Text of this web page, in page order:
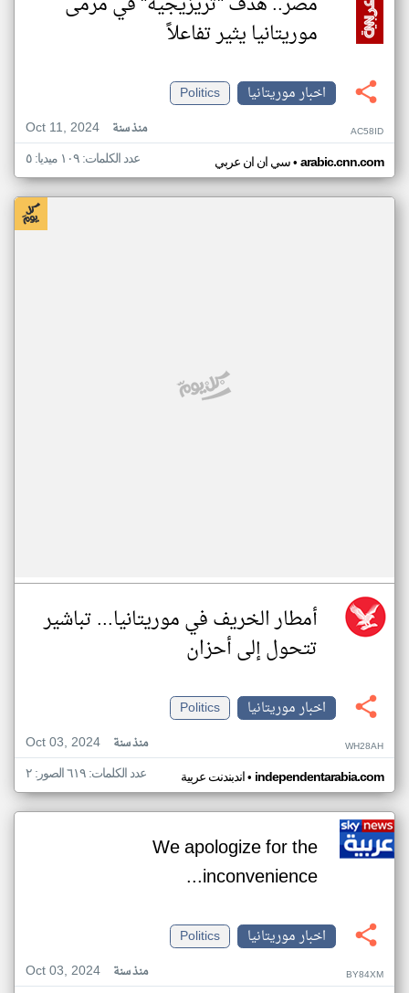
موريتانيا يثير تفاعلاً
اخبار موريتانيا
Politics
Oct 11, 2024
منذ سنة AC58ID
سي ان ان عربي• arabic.cnn.com عدد الكلمات: ١٠٩ ميديا: ٥
أمطار الخريف في موريتانيا... تباشير
تتحول إلى أحزان
اخبار موريتانيا
Politics
Oct 03, 2024
منذ سنة WH28AH
اندبندنت عربية• independentarabia.com عدد الكلمات: ٦١٩ الصور: ٢
We apologize for the
inconvenience...
اخبار موريتانيا
Politics
Oct 03, 2024
منذ سنة BY84XM